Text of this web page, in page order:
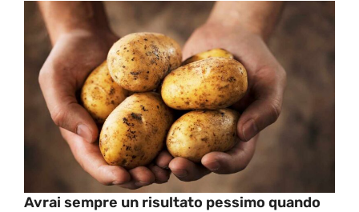
Avrai sempre un risultato pessimo quando